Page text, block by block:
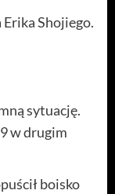
Shojiego.
sytuację.
w drugim
boisko